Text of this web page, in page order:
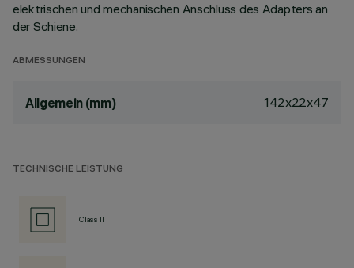
elektrischen und mechanischen Anschluss des Adapters an
der Schiene.
ABMESSUNGEN
Allgemein (mm) 142x22x47
TECHNISCHE LEISTUNG
Class II